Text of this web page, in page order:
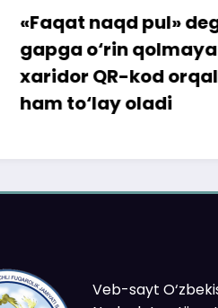
naqd pul» degan
o‘rin qolmayapti:
QR-kod orqali
oladi
Veb-sayt